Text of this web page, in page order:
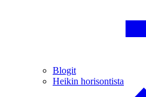
Blogit
Heikin horisontista